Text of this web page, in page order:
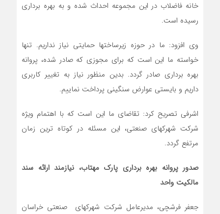
خانه فاضلاب در این مجموعه احداث شده و به بهره برداری
رسیده است.
وی افزود: ما در حوزه زیرساختها حمایتی نیاز نداریم. تنها
خواسته ما این است که برای مجوزی که صادر شده، پروانه
بهره برداری صادر گردد. بدین منظور نیاز به تغییر کاربری
داریم و بایستی عوارض سنگینی پرداخت نماییم.
اشرفی تصریح کرد: تقاضای ما این است که با اهتمام ویژه
شرکت شهرکهای صنعتی، این مسئله در کوتاه ترین زمان
مرتفع گردد.
صدور پروانه بهره برداری پارک مهتاب، نیازمند ارائه سند
مالکیت واحد
جعفر فرشچی، مدیرعامل شرکت شهرکهای صنعتی خراسان